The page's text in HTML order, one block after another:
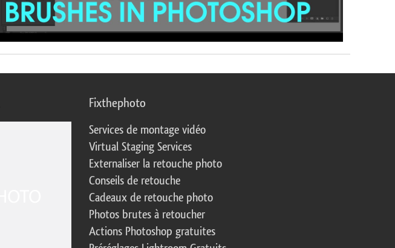
Fixthephoto
Services de montage vidéo
Virtual Staging Services
Externaliser la retouche photo
Conseils de retouche
Cadeaux de retouche photo
Photos brutes à retoucher
Actions Photoshop gratuites